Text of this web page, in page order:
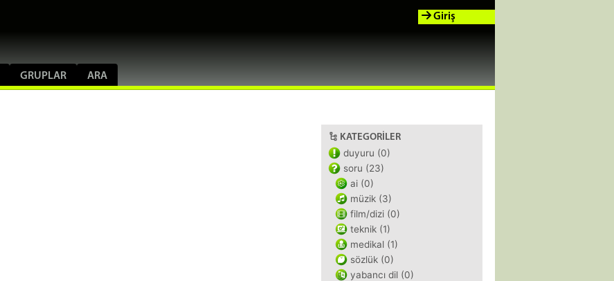
GRUPLAR ARA
Giriş
KATEGORILER
duyuru (0)
soru (23)
ai (0)
müzik (3)
film/dizi (0)
teknik (1)
medikal (1)
sözlük (0)
yabancı dil (0)